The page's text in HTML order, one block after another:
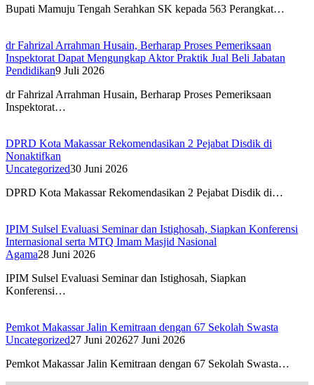
Bupati Mamuju Tengah Serahkan SK kepada 563 Perangkat…
dr Fahrizal Arrahman Husain, Berharap Proses Pemeriksaan
Inspektorat Dapat Mengungkap Aktor Praktik Jual Beli Jabatan
Pendidikan9 Juli 2026
dr Fahrizal Arrahman Husain, Berharap Proses Pemeriksaan
Inspektorat…
DPRD Kota Makassar Rekomendasikan 2 Pejabat Disdik di
Nonaktifkan
Uncategorized30 Juni 2026
DPRD Kota Makassar Rekomendasikan 2 Pejabat Disdik di…
IPIM Sulsel Evaluasi Seminar dan Istighosah, Siapkan Konferensi
Internasional serta MTQ Imam Masjid Nasional
Agama28 Juni 2026
IPIM Sulsel Evaluasi Seminar dan Istighosah, Siapkan
Konferensi…
Pemkot Makassar Jalin Kemitraan dengan 67 Sekolah Swasta
Uncategorized27 Juni 202627 Juni 2026
Pemkot Makassar Jalin Kemitraan dengan 67 Sekolah Swasta…